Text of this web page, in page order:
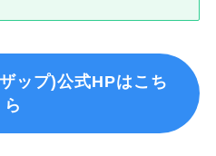
ップ)公式HPはこち
ら